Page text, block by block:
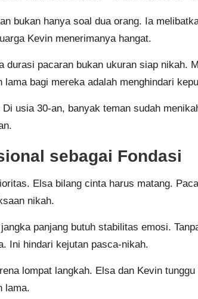
bukan hanya soal dua orang. Ia
Kevin menerimanya hangat.
durasi pacaran bukan ukuran siap
lama bagi mereka adalah menghindari
usia 30-an, banyak teman sudah
sebagai Fondasi
Elsa bilang cinta harus matang.
nikah.
panjang butuh stabilitas emosi.
Ini hindari kejutan pasca-nikah.
lompat langkah. Elsa dan Kevin
lama.